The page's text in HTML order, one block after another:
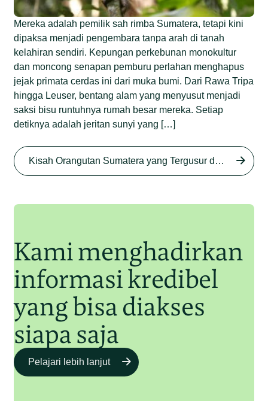
Begini Modus Perburuan
Mereka adalah pemilik sah rimba Sumatera, tetapi kini
dipaksa menjadi pengembara tanpa arah di tanah
kelahiran sendiri. Kepungan perkebunan monokultur
dan moncong senapan pemburu perlahan menghapus
jejak primata cerdas ini dari muka bumi. Dari Rawa Tripa
hingga Leuser, bentang alam yang menyusut menjadi
saksi bisu runtuhnya rumah besar mereka. Setiap
detiknya adalah jeritan sunyi yang […]
Kisah Orangutan Sumatera yang Tergusur dari Rumah Sendiri series
Kami menghadirkan
informasi kredibel
yang bisa diakses
siapa saja
Pelajari lebih lanjut